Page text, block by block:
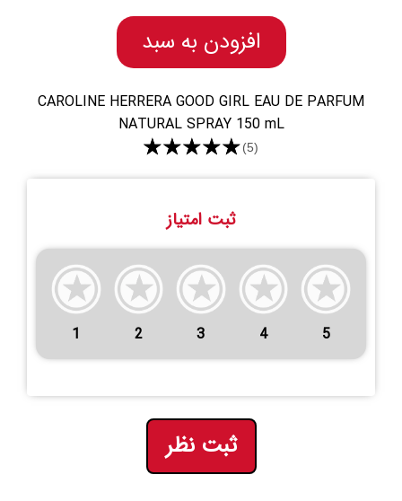
افزودن به سبد
CAROLINE HERRERA GOOD GIRL EAU DE PARFUM
NATURAL SPRAY 150 mL
★★★★★(5)
ثبت امتیاز
1 2 3 4 5
ثبت نظر